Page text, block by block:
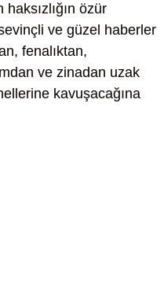
haksızlığın özür
ve güzel haberler
fenalıktan,
ve zinadan uzak
kavuşacağına